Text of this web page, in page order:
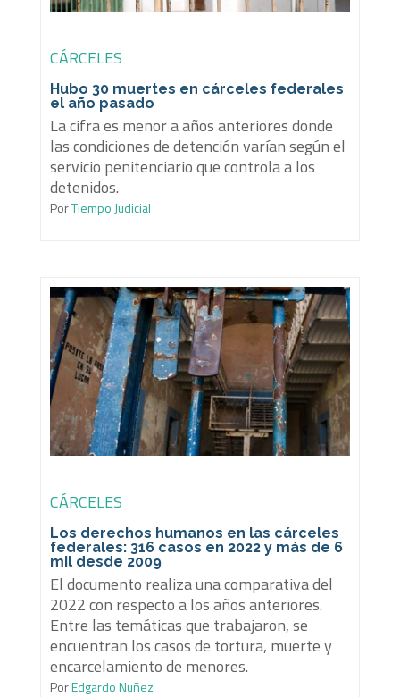
CÁRCELES
Hubo 30 muertes en cárceles federales
el año pasado
La cifra es menor a años anteriores donde
las condiciones de detención varían según el
servicio penitenciario que controla a los
detenidos.
PorTiempo Judicial
CÁRCELES
Los derechos humanos en las cárceles
federales: 316 casos en 2022 y más de 6
mil desde 2009
El documento realiza una comparativa del
2022 con respecto a los años anteriores.
Entre las temáticas que trabajaron, se
encuentran los casos de tortura, muerte y
encarcelamiento de menores.
PorEdgardo Nuñez